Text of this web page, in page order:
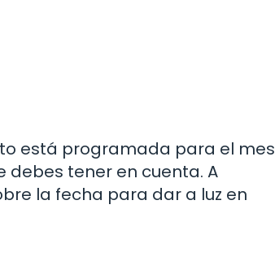
está programada para el mes
tener en cuenta. A
la fecha para dar a luz en